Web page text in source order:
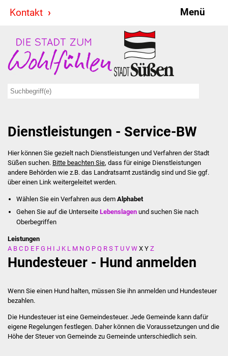
Kontakt Menü
Stadt & Politik
Bürgermeister
Ausschüsse
Ratsinformationssystem
Jugendbeirat
Summerrockfestival
Stadtverwaltung
Stellenangebote
Dienstleistungen - Service-BW
Hier können Sie gezielt nach Dienstleistungen und Verfahren der Stadt
Süßen suchen. Bitte beachten Sie, dass für einige Dienstleistungen
andere Behörden wie z.B. das Landratsamt zuständig sind und Sie ggf.
über einen Link weitergeleitet werden.
Wählen Sie ein Verfahren aus dem Alphabet
Gehen Sie auf die UnterseiteLebenslagen und suchen Sie nach
Oberbegriffen
Leistungen
A B C D E F G H I J K L M N O P Q R S T U V W X Y Z
Hundesteuer - Hund anmelden
Wenn Sie einen Hund halten, müssen Sie ihn anmelden und Hundesteuer
bezahlen.
Die Hundesteuer ist eine Gemeindesteuer. Jede Gemeinde kann dafür
eigene Regelungen festlegen. Daher können die Voraussetzungen und die
Höhe der Steuer von Gemeinde zu Gemeinde unterschiedlich sein.